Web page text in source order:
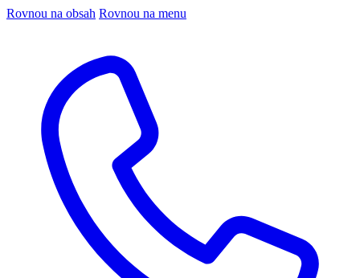
Rovnou na obsah Rovnou na menu